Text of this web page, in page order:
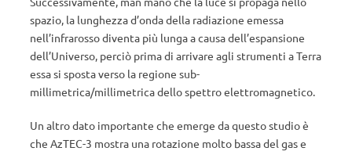
spazio, la lunghezza d’onda della radiazione emessa
nell’infrarosso diventa più lunga a causa dell’espansione
dell’Universo, perciò prima di arrivare agli strumenti a Terra
essa si sposta verso la regione sub-
millimetrica/millimetrica dello spettro elettromagnetico.
Un altro dato importante che emerge da questo studio è
che AzTEC-3 mostra una rotazione molto bassa del gas e